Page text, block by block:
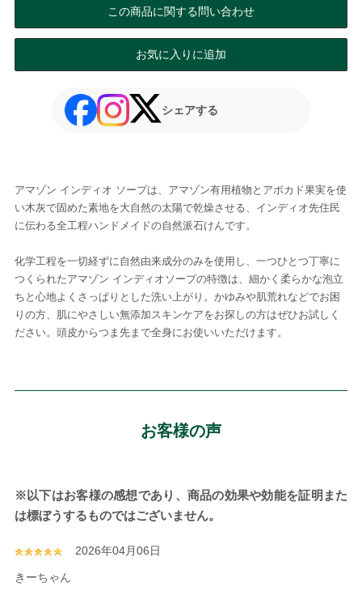
この商品に関する問い合わせ
お気に入りに追加
シェアする
アマゾン インディオ ソープは、アマゾン有用植物とアボカド果実を使
い木灰で固めた素地を大自然の太陽で乾燥させる、インディオ先住民
に伝わる全工程ハンドメイドの自然派石けんです。
化学工程を一切経ずに自然由来成分のみを使用し、一つひとつ丁寧に
つくられたアマゾン インディオソープの特徴は、細かく柔らかな泡立
ちと心地よくさっぱりとした洗い上がり。かゆみや肌荒れなどでお困
りの方、肌にやさしい無添加スキンケアをお探しの方はぜひお試しく
ださい。頭皮からつま先まで全身にお使いいただけます。
お客様の声
※以下はお客様の感想であり、商品の効果や効能を証明また
は標ぼうするものではございません。
2026年04月06日
きーちゃん